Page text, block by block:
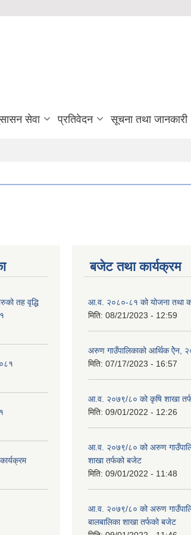
सेवा प्रतिवेदन सूचना तथा जानकारी
तह वृद्धि
बजेट तथा कार्यक्रम
आ.व. २०८०-८१ को योजना तथा
मिति: 08/21/2023 - 12:59
अरुण गाउँपालिकाको आर्थिक ऐेन,
मिति: 07/17/2023 - 16:57
आ.व. २०७९/८० को कृषि शाखा
मिति: 09/01/2022 - 12:26
आ.व. २०७९/८० को अरुण
शाखा तर्फको बजेट
मिति: 09/01/2022 - 11:48
आ.व. २०७९/८० को अरुण
बालबालिका शाखा तर्फको बजेट